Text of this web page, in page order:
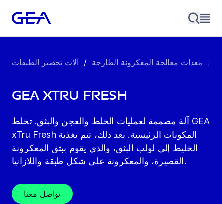
/ معدات معالجة المعكرونة الطازجة / آلات تحضير الطبقات
GEA xTru Fresh
آلة مصممة لعمليات الخلط والعجن والبثق. تخلط GEA
xTru Fresh المكونات الرئيسية. بعد ذلك، تتم تغذية
الخليط إلى لولب البثق، والذي يقوم ببثق المعكرونة
القصيرة، والمعكرونة على شكل طبقة واللازانيا.
تواصل معنا